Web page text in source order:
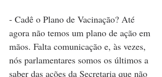
- Cadê o Plano de Vacinação? Até
agora não temos um plano de ação em
mãos. Falta comunicação e, às vezes,
nós parlamentares somos os últimos a
saber das ações da Secretaria que não